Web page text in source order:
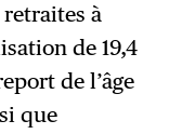
à
de 19,4
de l’âge
que